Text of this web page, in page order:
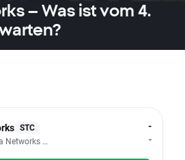
– Was ist vom 4.
STC
Networks Inc
-
-